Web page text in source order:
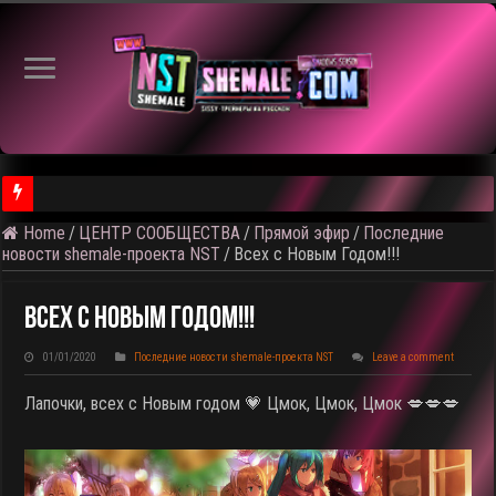
⚠️ Результаты голосования и тема следующего откртытого
Home / ЦЕНТР СООБЩЕСТВА / Прямой эфир / Последние
новости shemale-проекта NST / Всех с Новым Годом!!!
Всех С Новым Годом!!!
01/01/2020 Последние новости shemale-проекта NST Leave a comment
Лапочки, всех с Новым годом 💗 Цмок, Цмок, Цмок 💋💋💋